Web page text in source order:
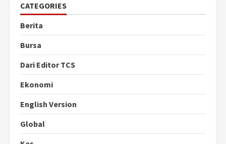
CATEGORIES
Berita
Bursa
Dari Editor TCS
Ekonomi
English Version
Global